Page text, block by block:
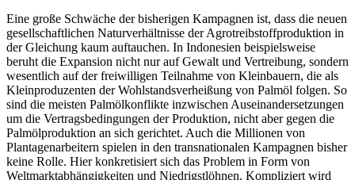
Eine große Schwäche der bisherigen Kampagnen ist, dass die neuen
gesellschaftlichen Naturverhältnisse der Agrotreibstoffproduktion in
der Gleichung kaum auftauchen. In Indonesien beispielsweise
beruht die Expansion nicht nur auf Gewalt und Vertreibung, sondern
wesentlich auf der freiwilligen Teilnahme von Kleinbauern, die als
Kleinproduzenten der Wohlstandsverheißung von Palmöl folgen. So
sind die meisten Palmölkonflikte inzwischen Auseinandersetzungen
um die Vertragsbedingungen der Produktion, nicht aber gegen die
Palmölproduktion an sich gerichtet. Auch die Millionen von
Plantagenarbeitern spielen in den transnationalen Kampagnen bisher
keine Rolle. Hier konkretisiert sich das Problem in Form von
Weltmarktabhängigkeiten und Niedrigstlöhnen. Kompliziert wird